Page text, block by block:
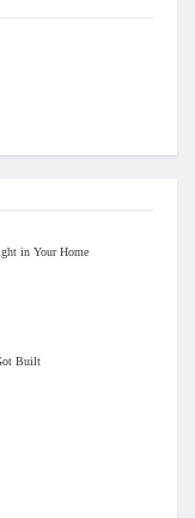
in Your Home
Built